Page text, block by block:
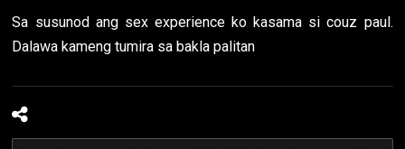
Sa susunod ang sex experience ko kasama si couz paul.
Dalawa kameng tumira sa bakla palitan